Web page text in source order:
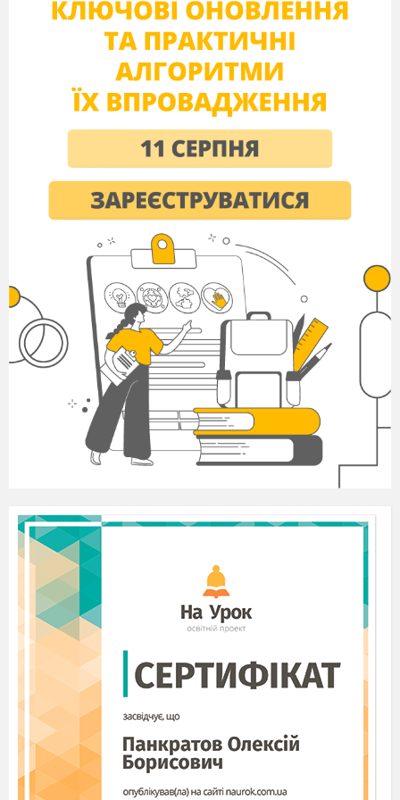
високих економічних показників;
Китаєм, Індією та Бразилією, відомими значним
економічним зростанням в останні десятиліття;
екзотичними країнами африканського регіону –
Єгиптом та ПАР;
деякими сусідніми країнами України та їх
економічним та політичним упливом на нашу державу –
Польщею, Білоруссю, Росією.
надасть уявлення про особливості населення й
просторової організації економіки в регіонах світу та
деяких країнах, сформує вміння орієнтуватися в
світових та регіональних соціально-
суспільно- політичних та екологічних процессах
Поняття «регіон» та критерії їх виділення.
З попередніх років вивчення географії вам уже
відомий поділ світу на материки (континенти), що
фізико-
географічне підґрунтя, та частини світу, в основу
виокремлення яких покладено історичний чинник.
Окрім того, в географічній науці існує поняття «регіон
Існують різні тлумачення поняття «регіон»:
характеризується специфічною цілісністю, велика
територіальна одиниця (група земель, штатів чи
держав).
Регіон світу
regio – область) –
група країн і
територій, що мають спільне географічне положення й
вирізняються спільними рисами: природними,
історичними, геополітичними, економічними,
соціальними, культурними, етнічними,
демографічними, туристично-рекреаційними та ін.
Регіон
– це соціокультурна "множинність в
єдності", що забезпечує оптимальну якість життя з
урахуванням різних зовнішніх і місцевих чинників. У
європейському розумінні "регіон" розглядають як
категорію внутрішнього поділу держави, наступну
територіальну таксономічну одиницю між державою та